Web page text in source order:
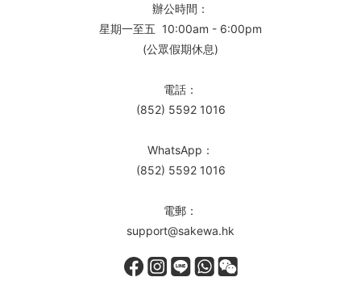
辦公時間：
星期一至五 10:00am - 6:00pm
(公眾假期休息)
電話：
(852) 5592 1016
WhatsApp：
(852) 5592 1016
電郵：
support@sakewa.hk